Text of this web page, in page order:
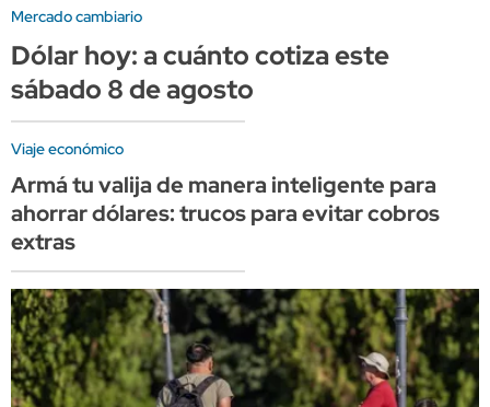
Mercado cambiario
Dólar hoy: a cuánto cotiza este
sábado 8 de agosto
Viaje económico
Armá tu valija de manera inteligente para
ahorrar dólares: trucos para evitar cobros
extras